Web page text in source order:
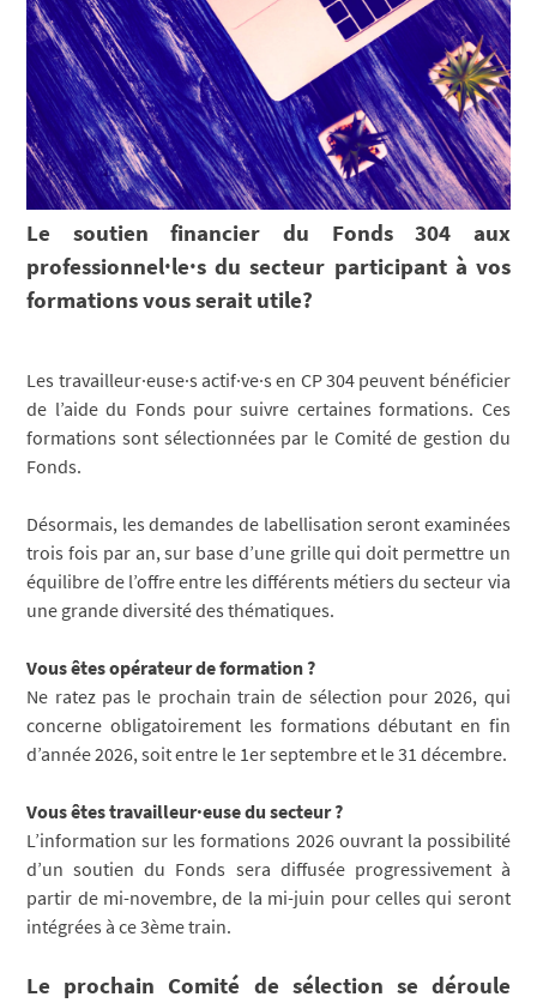
Le soutien financier du Fonds 304 aux
professionnel·le·s du secteur participant à vos
formations vous serait utile?
Les travailleur·euse·s actif·ve·s en CP 304 peuvent bénéficier
de l’aide du Fonds pour suivre certaines formations. Ces
formations sont sélectionnées par le Comité de gestion du
Fonds.
Désormais, les demandes de labellisation seront examinées
trois fois par an, sur base d’une grille qui doit permettre un
équilibre de l’offre entre les différents métiers du secteur via
une grande diversité des thématiques.
Vous êtes opérateur de formation ?
Ne ratez pas le prochain train de sélection pour 2026, qui
concerne obligatoirement les formations débutant en fin
d’année 2026, soit entre le 1er septembre et le 31 décembre.
Vous êtes travailleur·euse du secteur ?
L’information sur les formations 2026 ouvrant la possibilité
d’un soutien du Fonds sera diffusée progressivement à
partir de mi-novembre, de la mi-juin pour celles qui seront
intégrées à ce 3ème train.
Le prochain Comité de sélection se déroule